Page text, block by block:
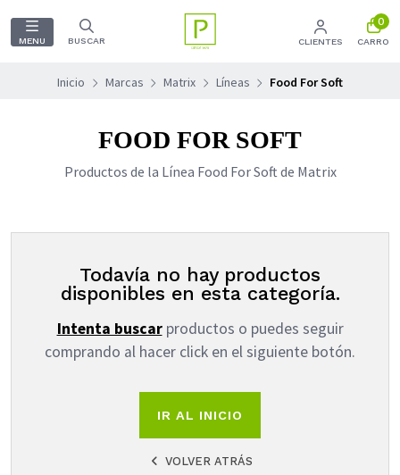
MENU BUSCAR CLIENTES
0
CARRO
Inicio Marcas Matrix Líneas Food For Soft
FOOD FOR SOFT
Productos de la Línea Food For Soft de Matrix
Todavía no hay productos
disponibles en esta categoría.
Intenta buscarproductos o puedes seguir
comprando al hacer click en el siguiente botón.
IR AL INICIO
VOLVER ATRÁS